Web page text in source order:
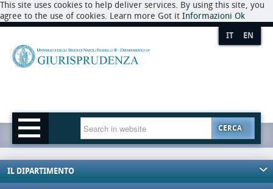
This site uses cookies to help deliver services. By using this site, you
agree to the use of cookies. Learn more Got it Informazioni Ok
IT EN
CERCA
IL DIPARTIMENTO